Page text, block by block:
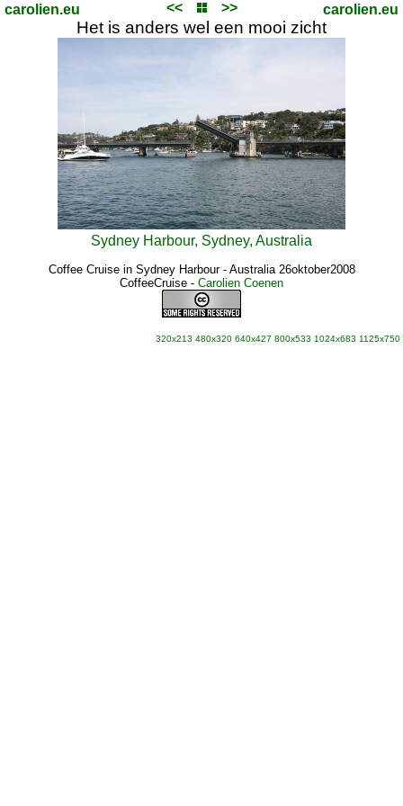
carolien.eu << >> carolien.eu
Het is anders wel een mooi zicht
Sydney Harbour, Sydney, Australia
Coffee Cruise in Sydney Harbour - Australia 26oktober2008
CoffeeCruise - Carolien Coenen
320x213 480x320 640x427 800x533 1024x683 1125x750